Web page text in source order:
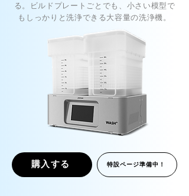
る。ビルドプレートごとでも、小さい模型で
もしっかりと洗浄できる大容量の洗浄機。
購入する 特設ページ準備中！